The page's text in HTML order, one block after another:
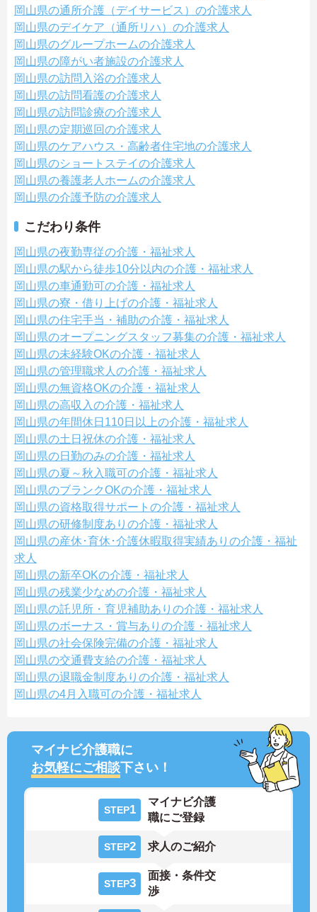
岡山県の通所介護（デイサービス）の介護求人
岡山県のデイケア（通所リハ）の介護求人
岡山県のグループホームの介護求人
岡山県の障がい者施設の介護求人
岡山県の訪問入浴の介護求人
岡山県の訪問看護の介護求人
岡山県の訪問診療の介護求人
岡山県の定期巡回の介護求人
岡山県のケアハウス・高齢者住宅地の介護求人
岡山県のショートステイの介護求人
岡山県の養護老人ホームの介護求人
岡山県の介護予防の介護求人
こだわり条件
岡山県の夜勤専従の介護・福祉求人
岡山県の駅から徒歩10分以内の介護・福祉求人
岡山県の車通勤可の介護・福祉求人
岡山県の寮・借り上げの介護・福祉求人
岡山県の住宅手当・補助の介護・福祉求人
岡山県のオープニングスタッフ募集の介護・福祉求人
岡山県の未経験OKの介護・福祉求人
岡山県の管理職求人の介護・福祉求人
岡山県の無資格OKの介護・福祉求人
岡山県の高収入の介護・福祉求人
岡山県の年間休日110日以上の介護・福祉求人
岡山県の土日祝休の介護・福祉求人
岡山県の日勤のみの介護・福祉求人
岡山県の夏～秋入職可の介護・福祉求人
岡山県のブランクOKの介護・福祉求人
岡山県の資格取得サポートの介護・福祉求人
岡山県の研修制度ありの介護・福祉求人
岡山県の産休･育休･介護休暇取得実績ありの介護・福祉
求人
岡山県の新卒OKの介護・福祉求人
岡山県の残業少なめの介護・福祉求人
岡山県の託児所・育児補助ありの介護・福祉求人
岡山県のボーナス・賞与ありの介護・福祉求人
岡山県の社会保険完備の介護・福祉求人
岡山県の交通費支給の介護・福祉求人
岡山県の退職金制度ありの介護・福祉求人
岡山県の4月入職可の介護・福祉求人
マイナビ介護職に
お気軽にご相談下さい！
STEP1
マイナビ介護
職にご登録
STEP2 求人のご紹介
STEP3
面接・条件交
渉